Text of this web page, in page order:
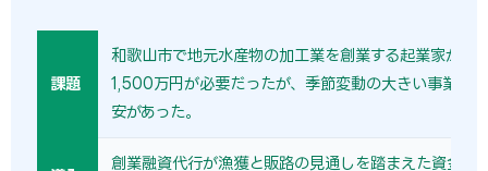
課題
和歌山市で地元水産物の加工業を創業する起業家が、
1,500万円が必要だったが、季節変動の大きい事業の
安があった。
創業融資代行が漁獲と販路の見通しを踏まえた資金繰